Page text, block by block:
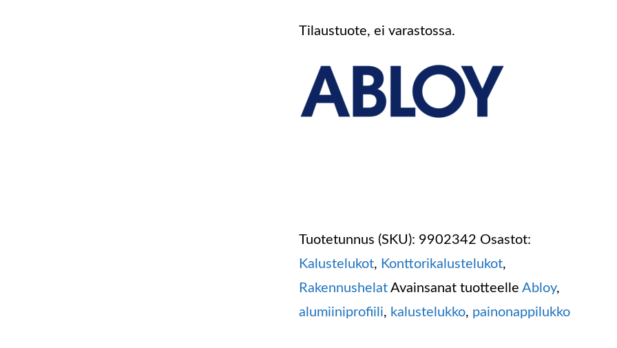
Tilaustuote, ei varastossa.
Tuotetunnus (SKU): 9902342 Osastot:
Kalustelukot, Konttorikalustelukot,
Rakennushelat Avainsanat tuotteelleAbloy,
alumiiniprofiili, kalustelukko, painonappilukko